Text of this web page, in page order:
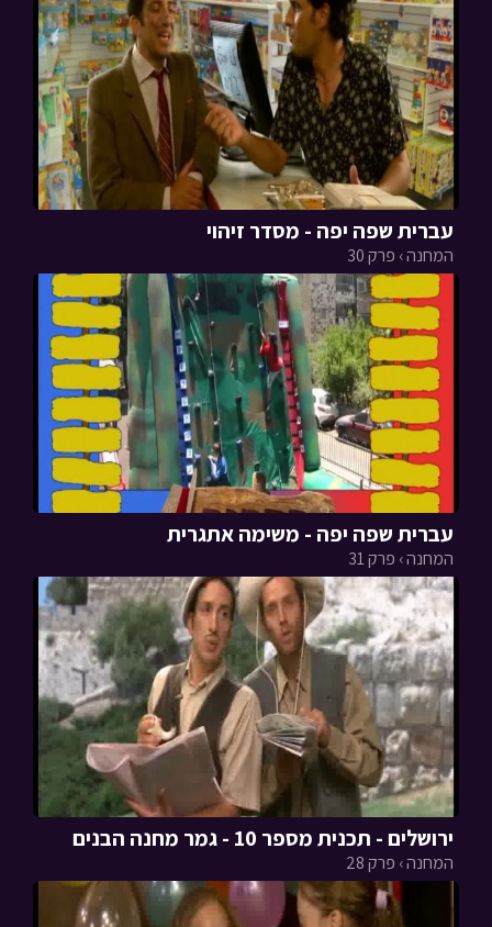
עברית שפה יפה - מסדר זיהוי
המחנה › פרק 30
עברית שפה יפה - משימה אתגרית
המחנה › פרק 31
ירושלים - תכנית מספר 10 - גמר מחנה הבנים
המחנה › פרק 28